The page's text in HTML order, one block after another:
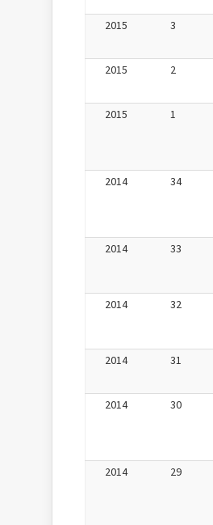
2015
3
2015
2
2015
1
2014
34
2014
33
2014
32
2014
31
2014
30
2014
29